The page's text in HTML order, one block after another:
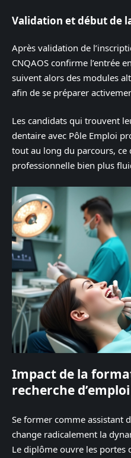
Validation et début de
Après validation de
CNQAOS confirme l’entrée
suivent alors des modules
afin de se préparer
Les candidats qui trouvent
dentaire avec Pôle Emploi
tout au long du parcours,
professionnelle bien plus
Impact de la
recherche d’emploi
Se former comme assistant
change radicalement la
Le diplôme ouvre les portes